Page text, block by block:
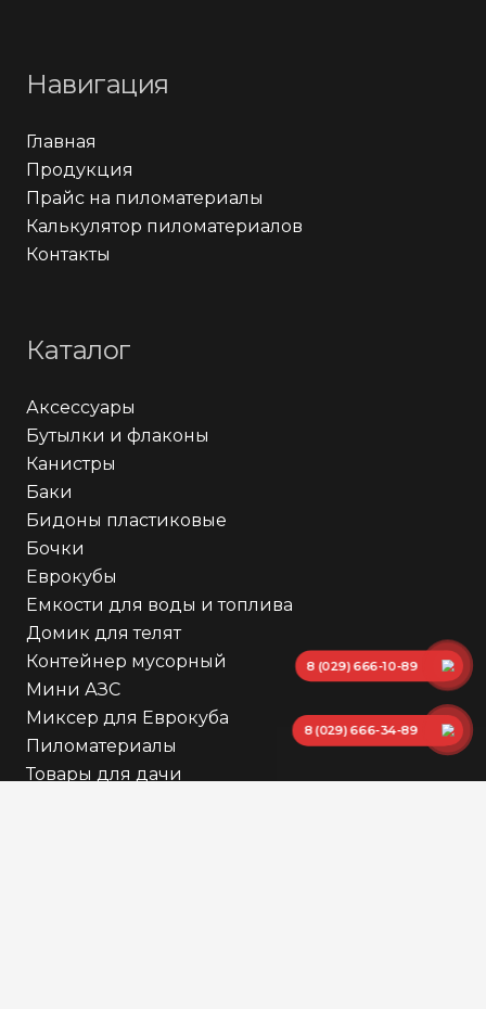
Навигация
Главная
Продукция
Прайс на пиломатериалы
Калькулятор пиломатериалов
Контакты
Каталог
Аксессуары
Бутылки и флаконы
Канистры
Баки
Бидоны пластиковые
Бочки
Еврокубы
Емкости для воды и топлива
Домик для телят
Контейнер мусорный
Мини АЗС
Миксер для Еврокуба
Пиломатериалы
Товары для дачи
8 (029) 666-10-89
8 (029) 666-34-89